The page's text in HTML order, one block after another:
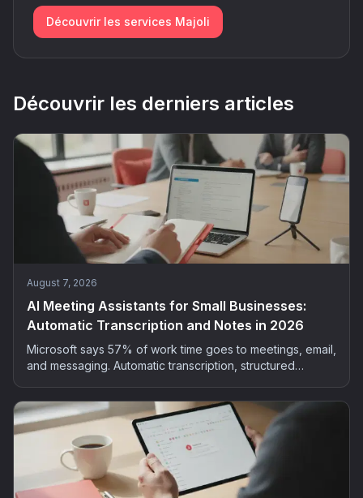
Découvrir les services Majoli
Découvrir les derniers articles
August 7, 2026
AI Meeting Assistants for Small Businesses:
Automatic Transcription and Notes in 2026
Microsoft says 57% of work time goes to meetings, email,
and messaging. Automatic transcription, structured
bring AI into your small business meetings, GDPR-safe.